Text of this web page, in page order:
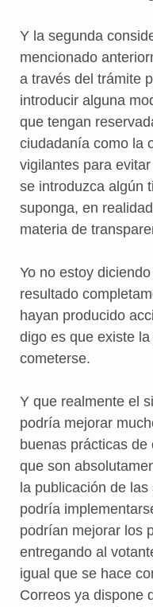
Y la segunda
mencionado
a través del trámite
introducir alguna
que tengan
ciudadanía como la
vigilantes para
se introduzca algún
suponga, en
materia de
Yo no estoy
resultado
hayan producido
digo es que existe
cometerse.
Y que realmente el
podría mejorar
buenas prácticas
que son
la publicación de
podría
podrían mejorar los
entregando al
igual que se hace
Correos ya dispone